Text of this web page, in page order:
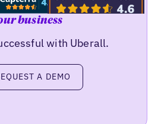
business
with Uberall.
a demoA DEMO